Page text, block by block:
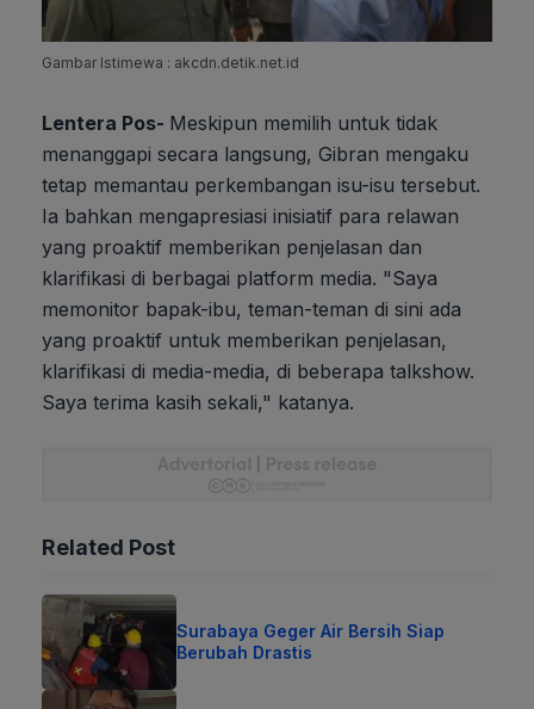
Gambar Istimewa : akcdn.detik.net.id
Lentera Pos- Meskipun memilih untuk tidak
menanggapi secara langsung, Gibran mengaku
tetap memantau perkembangan isu-isu tersebut.
Ia bahkan mengapresiasi inisiatif para relawan
yang proaktif memberikan penjelasan dan
klarifikasi di berbagai platform media. "Saya
memonitor bapak-ibu, teman-teman di sini ada
yang proaktif untuk memberikan penjelasan,
klarifikasi di media-media, di beberapa talkshow.
Saya terima kasih sekali," katanya.
Related Post
Surabaya Geger Air Bersih Siap
Berubah Drastis